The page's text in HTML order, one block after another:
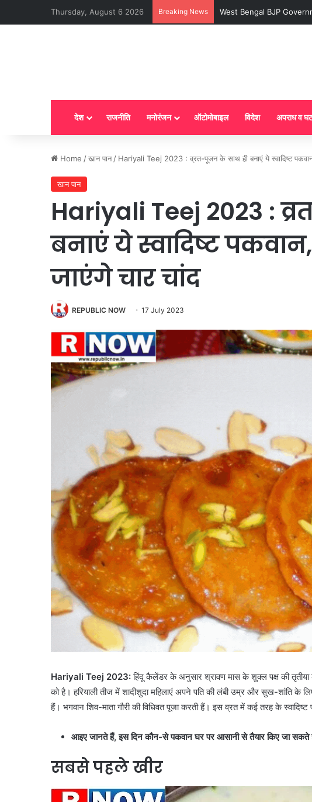
Thursday, August 6 2026 Breaking News LPG New Rules : आज से गैस
देश राजनीति मनोरंजन ऑटोमोबाइल विदेश अपराध व
Home /खान पान / Hariyali Teej 2023 : व्रत-पूजन के साथ ही बनाएं ये स्वादिष्ट
खान पान
Hariyali Teej 2023 :
बनाएं ये स्वादिष्ट
जाएंगे चार चांद
REPUBLIC NOW 17 July 2023
Hariyali Teej 2023:हिंदू कैलेंडर के अनुसार श्रावण मास के शुक्ल पक्ष की तृतीया
को है। हरियाली तीज में शादीशुदा महिलाएं अपने पति की लंबी उम्र और सुख-शांति के
हैं। भगवान शिव-माता गौरी की विधिवत पूजा करती हैं। इस व्रत में कई तरह के
आइए जानते हैं, इस दिन कौन-से पकवान घर पर आसानी से तैयार किए जा
सबसे पहले खीर